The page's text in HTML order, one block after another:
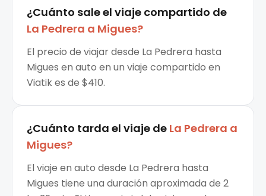
¿Cuánto sale el viaje compartido de
La Pedrera a Migues?
El precio de viajar desde La Pedrera hasta
Migues en auto en un viaje compartido en
Viatik es de $410.
¿Cuánto tarda el viaje de La Pedrera a
Migues?
El viaje en auto desde La Pedrera hasta
Migues tiene una duración aproximada de 2